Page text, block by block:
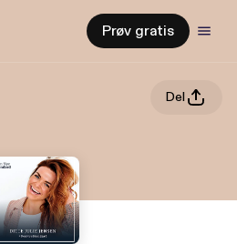
Prøv gratis
Del